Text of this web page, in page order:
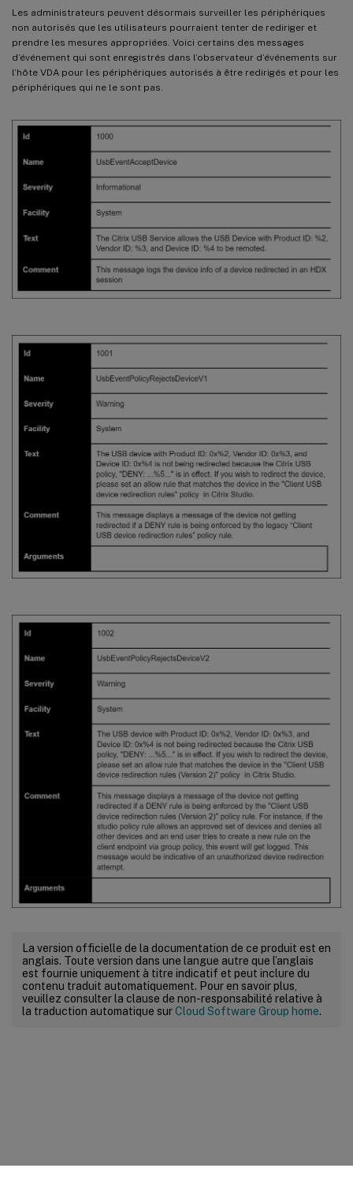
Les administrateurs peuvent désormais surveiller les périphériques
non autorisés que les utilisateurs pourraient tenter de rediriger et
prendre les mesures appropriées. Voici certains des messages
d’événement qui sont enregistrés dans l’observateur d’événements sur
l’hôte VDA pour les périphériques autorisés à être redirigés et pour les
périphériques qui ne le sont pas.
La version officielle de la documentation de ce produit est en
anglais. Toute version dans une langue autre que l’anglais
est fournie uniquement à titre indicatif et peut inclure du
contenu traduit automatiquement. Pour en savoir plus,
veuillez consulter la clause de non-responsabilité relative à
la traduction automatique surCloud Software Group home.